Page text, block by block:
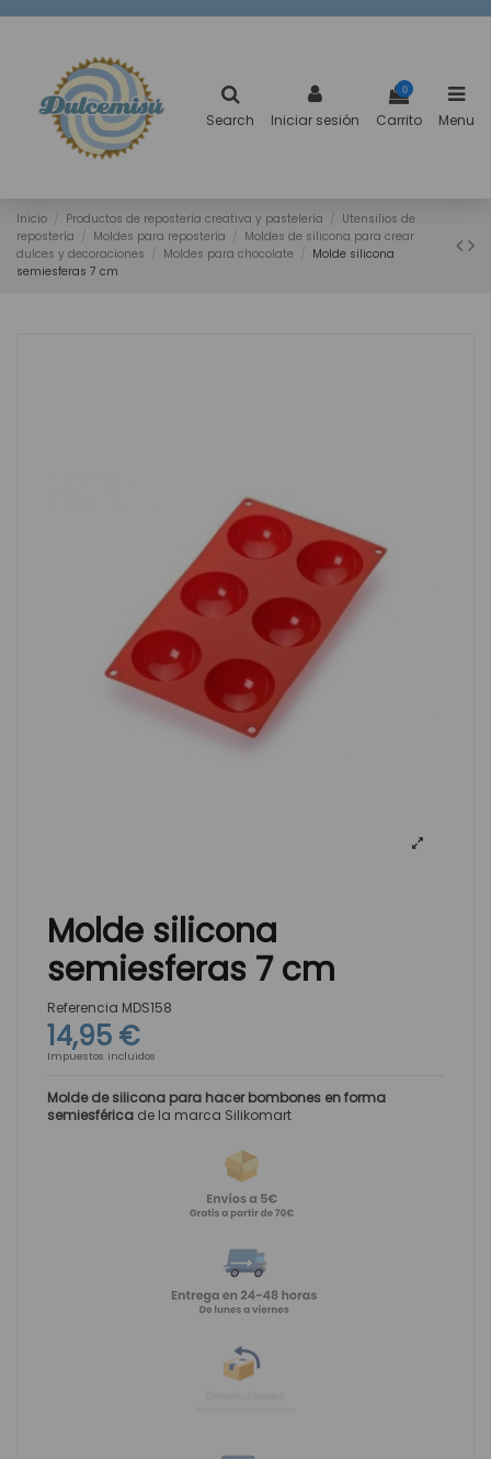
Search Iniciar sesión
0
Carrito Menu
Inicio Productos de repostería creativa y pastelería
Utensilios de
repostería
Moldes para repostería
Moldes de silicona para crear
dulces y decoraciones
Moldes para chocolate
Molde silicona
semiesferas 7 cm
Molde silicona
semiesferas 7 cm
Referencia MDS158
14,95 €
Impuestos incluidos
Molde de silicona para hacer bombones en forma
semiesférica de la marca Silikomart